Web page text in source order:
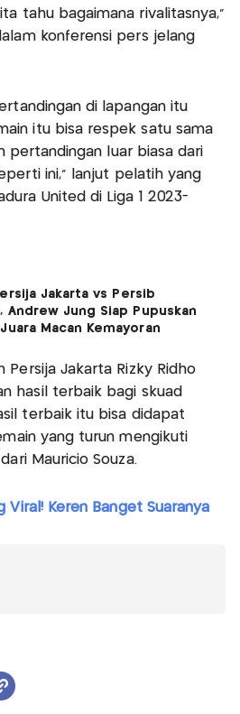
tahu bagaimana rivalitasnya,"
konferensi pers jelang
di lapangan itu
itu bisa respek satu sama
pertandingan luar biasa dari
ini," lanjut pelatih yang
United di Liga 1 2023-
Jakarta vs Persib
Andrew Jung Siap Pupuskan
Macan Kemayoran
Persija Jakarta Rizky Ridho
hasil terbaik bagi skuad
terbaik itu bisa didapat
yang turun mengikuti
Mauricio Souza.
Viral! Keren Banget Suaranya